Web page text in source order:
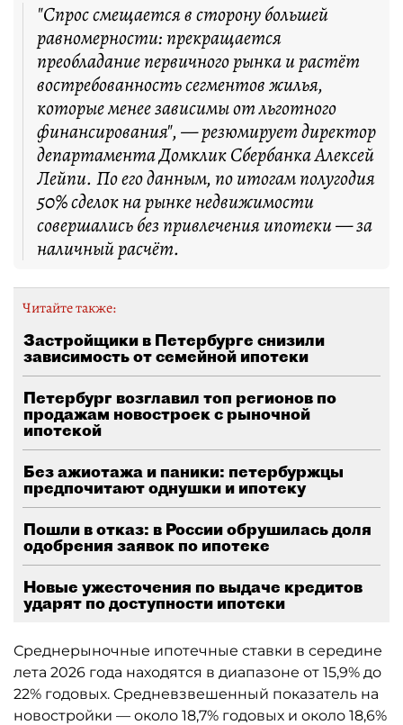
"Спрос смещается в сторону большей
равномерности: прекращается
преобладание первичного рынка и растёт
востребованность сегментов жилья,
которые менее зависимы от льготного
финансирования", — резюмирует директор
департамента Домклик Сбербанка Алексей
Лейпи. По его данным, по итогам полугодия
50% сделок на рынке недвижимости
совершались без привлечения ипотеки — за
наличный расчёт.
Читайте также:
Застройщики в Петербурге снизили
зависимость от семейной ипотеки
Петербург возглавил топ регионов по
продажам новостроек с рыночной
ипотекой
Без ажиотажа и паники: петербуржцы
предпочитают однушки и ипотеку
Пошли в отказ: в России обрушилась доля
одобрения заявок по ипотеке
Новые ужесточения по выдаче кредитов
ударят по доступности ипотеки
Среднерыночные ипотечные ставки в середине
лета 2026 года находятся в диапазоне от 15,9% до
22% годовых. Средневзвешенный показатель на
новостройки — около 18,7% годовых и около 18,6%